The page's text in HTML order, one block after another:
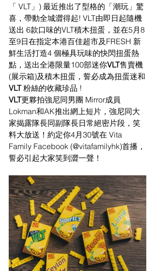
「 VLT」) 最近推出了型格的「潮玩」驚
喜，帶動全城澀得起! VLT由即日起隨機
送出 6款口味的VLT積木扭蛋，並在5月8
至9日在指定本港百佳超市及FRESH 新
鮮生活打造4 個極具玩味的快閃扭蛋熱
點，送出全港限量100部迷你VLT售賣機
(展示箱)及積木扭蛋，誓必成為扭蛋迷和
VLT 粉絲的收藏珍品 !
VLT更夥拍強尼同男團 Mirror成員
Lokman和AK推出網上短片，強尼同大
家揭露隊長同副隊長日常絕密片段，笑
料大放送！約定你4月30號在 Vita
Family Facebook (@vitafamilyhk)首播，
誓必引起大家笑到澀一聲！